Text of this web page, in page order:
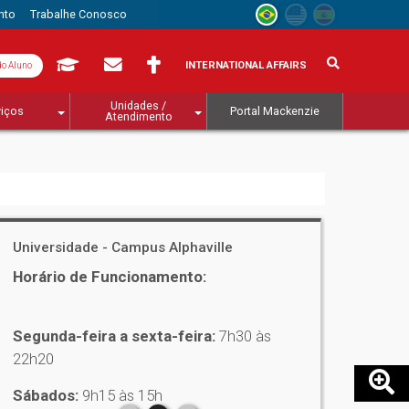
Trabalhe Conosco
Aluno INTERNATIONAL AFFAIRS
Unidades /
Atendimento
Portal Mackenzie
Universidade - Campus Alphaville
Horário de Funcionamento:
Segunda-feira a sexta-feira: 7h30 às
22h20
Sábados: 9h15 às 15h
9h às